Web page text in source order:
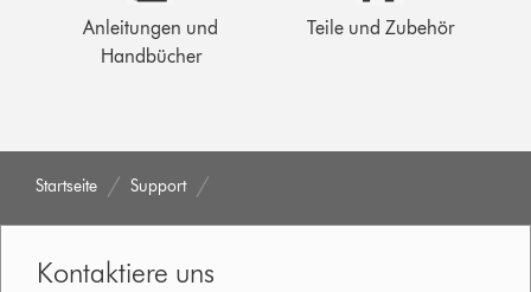
Anleitungen und
Handbücher
Teile und Zubehör
Startseite Support
Kontaktiere uns